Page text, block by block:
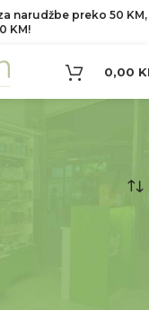
narudžbe preko 50 KM,
KM!
0,00